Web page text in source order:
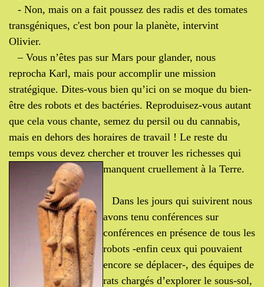
- Non, mais on a fait poussez des radis et des tomates
transgéniques, c'est bon pour la planète, intervint
Olivier.
– Vous n’êtes pas sur Mars pour glander, nous
reprocha Karl, mais pour accomplir une mission
stratégique. Dites-vous bien qu’ici on se moque du bien-
être des robots et des bactéries. Reproduisez-vous autant
que cela vous chante, semez du persil ou du cannabis,
mais en dehors des horaires de travail ! Le reste du
temps vous devez chercher et trouver les richesses qui
manquent cruellement à la Terre.
Dans les jours qui suivirent nous
avons tenu conférences sur
conférences en présence de tous les
robots -enfin ceux qui pouvaient
encore se déplacer-, des équipes de
rats chargés d’explorer le sous-sol,